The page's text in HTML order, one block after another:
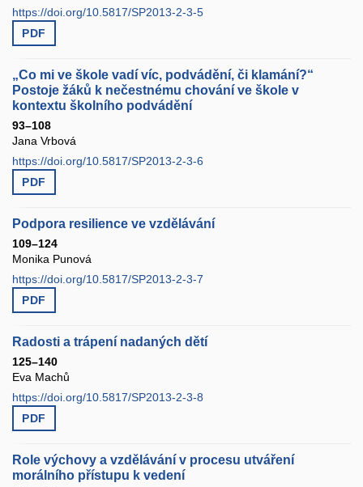
https://doi.org/10.5817/SP2013-2-3-5
PDF
„Co mi ve škole vadí víc, podvádění, či klamání?“
Postoje žáků k nečestnému chování ve škole v
kontextu školního podvádění
93–108
Jana Vrbová
https://doi.org/10.5817/SP2013-2-3-6
PDF
Podpora resilience ve vzdělávání
109–124
Monika Punová
https://doi.org/10.5817/SP2013-2-3-7
PDF
Radosti a trápení nadaných dětí
125–140
Eva Machů
https://doi.org/10.5817/SP2013-2-3-8
PDF
Role výchovy a vzdělávání v procesu utváření
morálního přístupu k vedení